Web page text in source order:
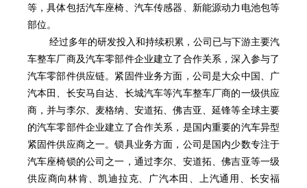
等，具体包括汽车座椅、汽车传感器、新能源动力电池包等
部位。
经过多年的研发投入和持续积累，公司已与下游主要汽
车整车厂商及汽车零部件企业建立了合作关系，深入参与了
汽车零部件供应链。紧固件业务方面，公司是大众中国、广
汽本田、长安马自达、长城汽车等汽车整车厂商的一级供应
商，并与李尔、麦格纳、安道拓、佛吉亚、延锋等全球主要
的汽车零部件企业建立了合作关系，是国内重要的汽车异型
紧固件供应商之一。锁具业务方面，公司是国内少数专注于
汽车座椅锁的公司之一，通过李尔、安道拓、佛吉亚等一级
供应商向林肯、凯迪拉克、广汽本田、上汽通用、长安福